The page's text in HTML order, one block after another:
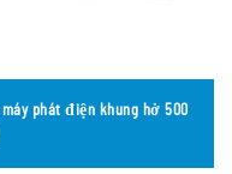
máy phát điện khung hở 500